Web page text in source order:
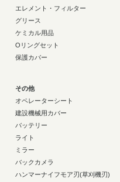
エレメント・フィルター
グリース
ケミカル用品
Oリングセット
保護カバー
その他
オペレーターシート
建設機械用カバー
バッテリー
ライト
ミラー
バックカメラ
ハンマーナイフモア刃(草刈機刃)